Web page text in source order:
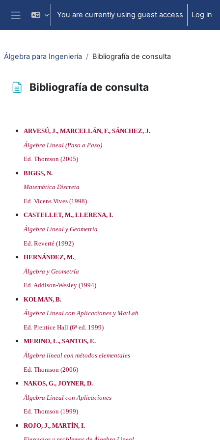
Skip to main content
Side panel
You are currently using guest access Log in
Álgebra para Ingeniería Bibliografía de consulta
Bibliografía de consulta
ARVESÚ, J., MARCELLÁN, F., SÁNCHEZ, J.
Álgebra Lineal (Paso a Paso)
Ed. Thomson (2005)
BIGGS, N.
Matemática Discreta
Ed. Vicens Vives (1998)
CASTELLET, M., LLERENA, I.
Álgebra Lineal y Geometría
Ed. Reverté (1992)
HERNÁNDEZ, M.,
Álgebra y Geometría
Ed. Addison-Wesley (1994)
KOLMAN, B.
Álgebra Lineal con Aplicaciones y MatLab
Ed. Prentice Hall (6ª ed. 1999)
MERINO, L., SANTOS, E.
Álgebra lineal con métodos elementales
Ed. Thomson (2006)
NAKOS, G., JOYNER, D.
Álgebra Lineal con Aplicaciones
Ed. Thomson (1999)
ROJO, J., MARTÍN, I.